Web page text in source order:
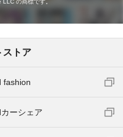
の商標です。
ストア
fashion
ーシェア